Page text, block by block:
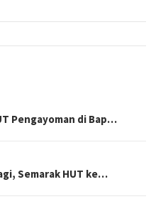
Pengayoman di Bap…
Semarak HUT ke…